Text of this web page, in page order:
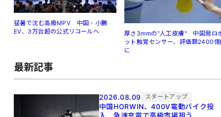
猛暑で沈む高級MPV 中国・小鵬
EV、3万台超の公式リコールへ
厚さ3mmの"人工皮膚" 中国発ロ
ット触覚センサー、評価額2400
に
最新記事
2026.08.09 スタートアップ
中国HORWIN、400V電動バイク投